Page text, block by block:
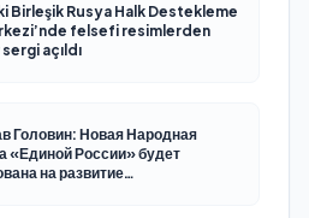
Birleşik Rusya Halk Destekleme
felsefi resimlerden
açıldı
Головин: Новая Народная
«Единой России» будет
на развитие